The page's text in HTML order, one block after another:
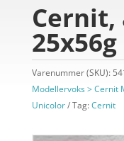
Cernit,
25x56g
Varenummer (SKU):
Modellervoks > Cernit
Unicolor
Tag:Cernit